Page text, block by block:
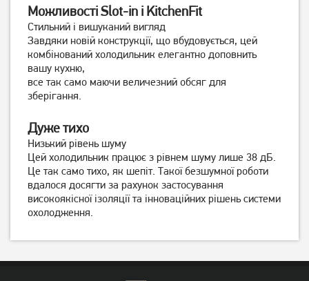
Немає в наявності 40 999грн
Холодильник з
морозильною камерою
Beko RCSA366K30XB
20 939грн
Холодильник Beko
TS190020 Без No Frost
Можливості Slot-in і KitchenFit
Стильний і вишуканий вигляд
Завдяки новій конструкції, що вбудовується, цей
комбінований холодильник елегантно доповнить
вашу кухню,
все так само маючи величезний обсяг для
зберігання.
Дуже тихо
Низький рівень шуму
Цей холодильник працює з рівнем шуму лише 38 дБ.
Це так само тихо, як шепіт. Такої безшумної роботи
вдалося досягти за рахунок застосування
високоякісної ізоляції та інноваційних рішень системи
охолодження.